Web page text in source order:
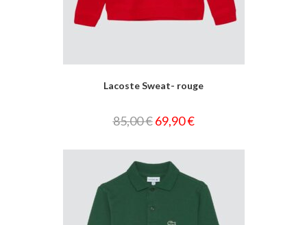
Lacoste Sweat- rouge
85,00€ 69,90€